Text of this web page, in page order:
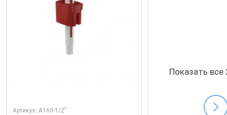
Артикул: A160-1/2"
Показать все